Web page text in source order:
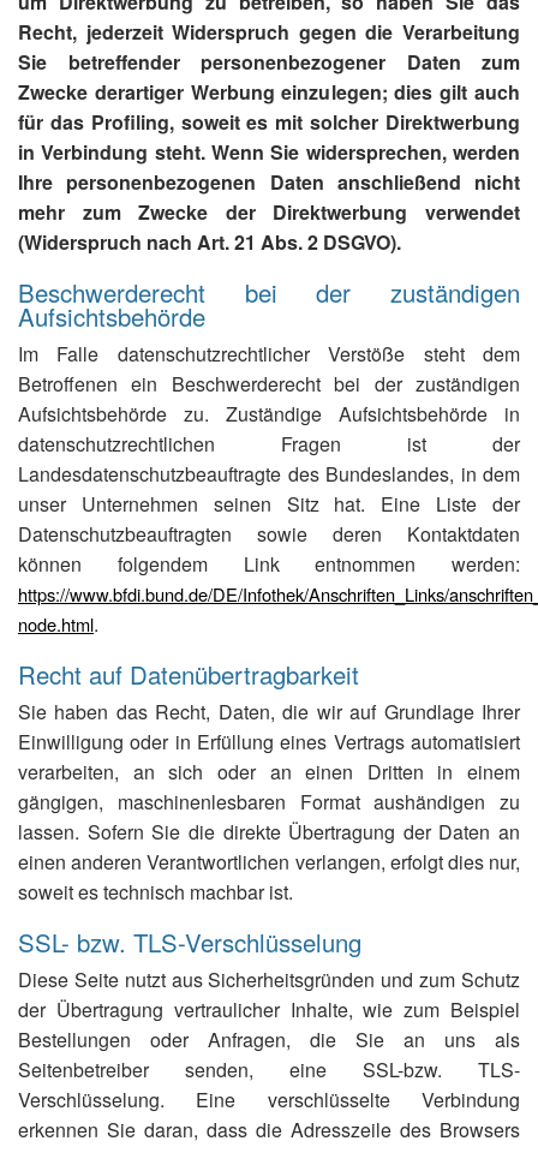
Recht, jederzeit Widerspruch gegen die Verarbeitung
Sie betreffender personenbezogener Daten zum
Zwecke derartiger Werbung einzulegen; dies gilt auch
für das Profiling, soweit es mit solcher Direktwerbung
in Verbindung steht. Wenn Sie widersprechen, werden
Ihre personenbezogenen Daten anschließend nicht
mehr zum Zwecke der Direktwerbung verwendet
(Widerspruch nach Art. 21 Abs. 2 DSGVO).
Beschwerderecht bei der zuständigen
Aufsichtsbehörde
Im Falle datenschutzrechtlicher Verstöße steht dem
Betroffenen ein Beschwerderecht bei der zuständigen
Aufsichtsbehörde zu. Zuständige Aufsichtsbehörde in
datenschutzrechtlichen Fragen ist der
Landesdatenschutzbeauftragte des Bundeslandes, in dem
unser Unternehmen seinen Sitz hat. Eine Liste der
Datenschutzbeauftragten sowie deren Kontaktdaten
können folgendem Link entnommen werden:
https://www.bfdi.bund.de/DE/Infothek/Anschriften_Links/
node.html.
Recht auf Datenübertragbarkeit
Sie haben das Recht, Daten, die wir auf Grundlage Ihrer
Einwilligung oder in Erfüllung eines Vertrags automatisiert
verarbeiten, an sich oder an einen Dritten in einem
gängigen, maschinenlesbaren Format aushändigen zu
lassen. Sofern Sie die direkte Übertragung der Daten an
einen anderen Verantwortlichen verlangen, erfolgt dies nur,
soweit es technisch machbar ist.
SSL- bzw. TLS-Verschlüsselung
Diese Seite nutzt aus Sicherheitsgründen und zum Schutz
der Übertragung vertraulicher Inhalte, wie zum Beispiel
Bestellungen oder Anfragen, die Sie an uns als
Seitenbetreiber senden, eine SSL-bzw. TLS-
Verschlüsselung. Eine verschlüsselte Verbindung
erkennen Sie daran, dass die Adresszeile des Browsers